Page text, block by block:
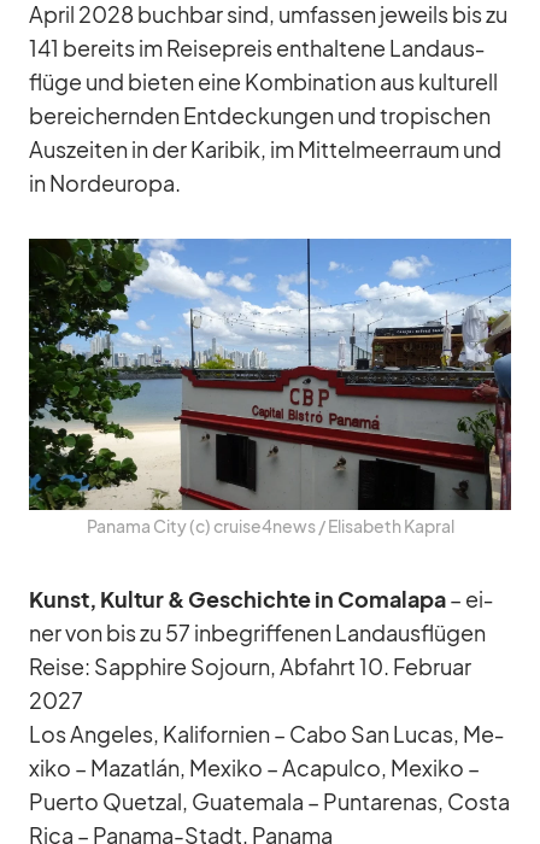
April 2028 buch­bar sind, um­fas­sen je­weils bis zu
141 be­reits im Rei­se­preis ent­hal­tene Land­aus­
flüge und bie­ten eine Kom­bi­na­tion aus kul­tu­rell
be­rei­chern­den Ent­de­ckun­gen und tro­pi­schen
Aus­zei­ten in der Ka­ri­bik, im Mit­tel­meer­raum und
in Nord­eu­ropa.
Pa­nama City (c) cruise4news /​ Eli­sa­beth Ka­pral
Kunst, Kul­tur & Ge­schichte in Co­ma­lapa– ei­
ner von bis zu 57 in­be­grif­fe­nen Land­aus­flü­gen
Reise: Sap­phire So­journ, Ab­fahrt 10. Fe­bruar
2027
Los An­ge­les, Ka­li­for­nien – Cabo San Lu­cas, Me­
xiko – Ma­zat­lán, Me­xiko – Aca­pulco, Me­xiko –
Pu­erto Quetzal, Gua­te­mala – Pun­t­a­re­nas, Costa
Rica – Pa­nama-Stadt, Pa­nama